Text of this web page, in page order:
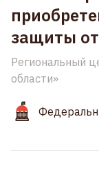
защиты
Региональный
области»